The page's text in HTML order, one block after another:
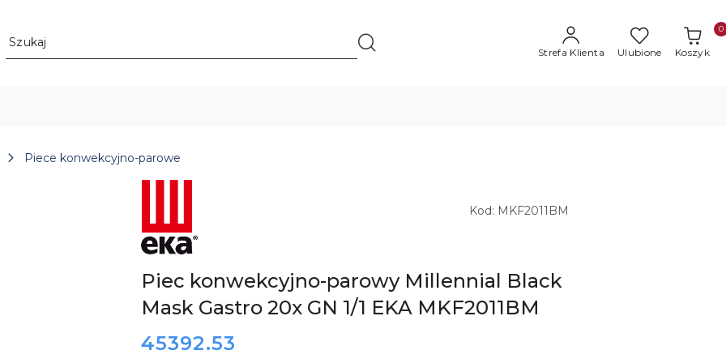
Strefa Klienta Ulubione Koszyk
0
Piece konwekcyjno-parowe
ZOBACZ
(TECNOEKA)
Kod: MKF2011BM
Piec konwekcyjno-parowy Millennial Black
Mask Gastro 20x GN 1/1 EKA MKF2011BM
cena:
45392.53